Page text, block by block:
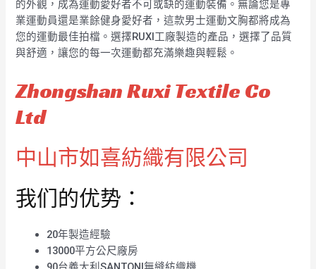
的外觀，成為運動愛好者不可或缺的運動裝備。無論您是專
業運動員還是業餘健身愛好者，這款男士運動文胸都將成為
您的運動最佳拍檔。選擇RUXI工廠製造的產品，選擇了品質
與舒適，讓您的每一次運動都充滿樂趣與輕鬆。
Zhongshan Ruxi Textile Co
Ltd
中山市如喜紡織有限公司
我们的优势：
20年製造經驗
13000平方公尺廠房